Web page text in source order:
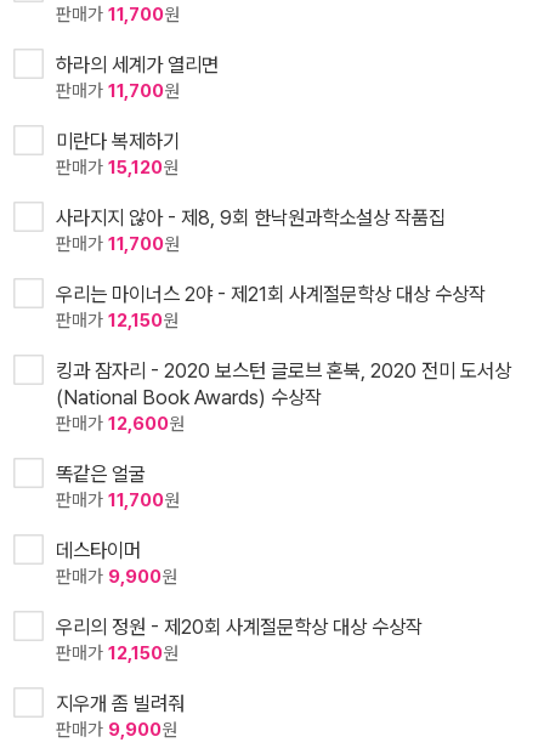
판매가 11,700원
하라의 세계가 열리면
판매가 11,700원
미란다 복제하기
판매가 15,120원
사라지지 않아 - 제8, 9회 한낙원과학소설상 작품집
판매가 11,700원
우리는 마이너스 2야 - 제21회 사계절문학상 대상 수상작
판매가 12,150원
킹과 잠자리 - 2020 보스턴 글로브 혼북, 2020 전미 도서상
(National Book Awards) 수상작
판매가 12,600원
똑같은 얼굴
판매가 11,700원
데스타이머
판매가 9,900원
우리의 정원 - 제20회 사계절문학상 대상 수상작
판매가 12,150원
지우개 좀 빌려줘
판매가 9,900원